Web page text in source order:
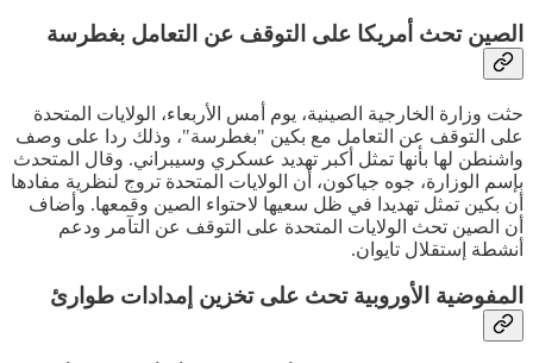
الصين تحث أمريكا على التوقف عن التعامل بغطرسة
حثت وزارة الخارجية الصينية، يوم أمس الأربعاء، الولايات المتحدة
على التوقف عن التعامل مع بكين "بغطرسة"، وذلك ردا على وصف
واشنطن لها بأنها تمثل أكبر تهديد عسكري وسيبراني. وقال المتحدث
بإسم الوزارة، جوه جياكون، أن الولايات المتحدة تروج لنظرية مفادها
أن بكين تمثل تهديدا في ظل سعيها لاحتواء الصين وقمعها. وأضاف
أن الصين تحث الولايات المتحدة على التوقف عن التآمر ودعم
أنشطة إستقلال تايوان.
المفوضية الأوروبية تحث على تخزين إمدادات طوارئ